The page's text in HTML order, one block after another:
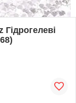
Гідрогелеві